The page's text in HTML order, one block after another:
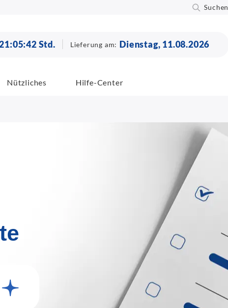
Suchen
:05:41 Std. Lieferung am: Dienstag, 11.08.2026
Nützliches Hilfe-Center